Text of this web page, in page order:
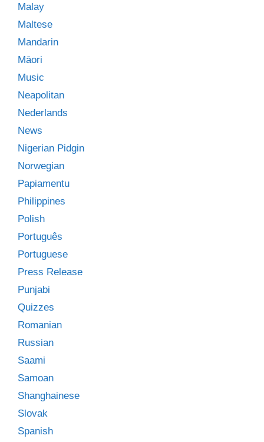
Malay
Maltese
Mandarin
Māori
Music
Neapolitan
Nederlands
News
Nigerian Pidgin
Norwegian
Papiamentu
Philippines
Polish
Português
Portuguese
Press Release
Punjabi
Quizzes
Romanian
Russian
Saami
Samoan
Shanghainese
Slovak
Spanish